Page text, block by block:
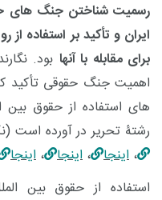
رسمیت شناختن جنگ های
ایران و تأکید بر استفاده
برای مقابله با آنها بود.
اهمیت جنگ حقوقی تأکید
های استفاده از حقوق بین
رشتۀ تحریر در آورده است
، اینجا ، اینجا ، اینجا
استفاده از حقوق بین